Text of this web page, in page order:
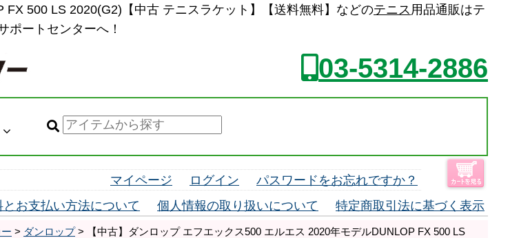
500 LS 2020(G2)【中古 テニスラケット】【送料無料】などのテニス用品通販はテ
ポートセンターへ！
03-5314-2886
マイページ
ログイン
パスワードをお忘れですか？
とお支払い方法について
個人情報の取り扱いについて 特定商取引法に基づく表示
> ダンロップ> 【中古】ダンロップ エフエックス500 エルエス 2020年モデルDUNLOP FX 500 LS